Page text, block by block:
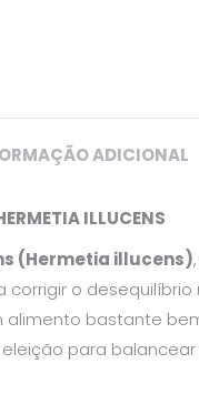
ADICIONAL
ILLUCENS
(Hermetia illucens)
corrigir o
bastante
para